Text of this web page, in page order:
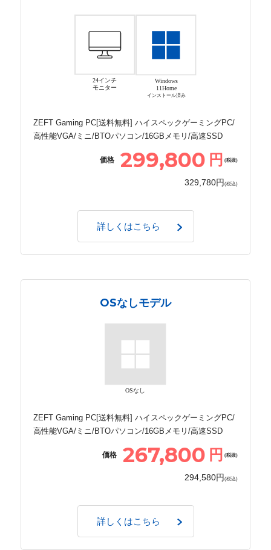
24インチ
モニター
Windows
11Home
インストール済み
ZEFT Gaming PC[送料無料] ハイスペックゲーミングPC/
高性能VGA/ミニ/BTOパソコン/16GBメモリ/高速SSD
価格 299,800 円 (税抜)
329,780円 (税込)
詳しくはこちら
OSなしモデル
OSなし
ZEFT Gaming PC[送料無料] ハイスペックゲーミングPC/
高性能VGA/ミニ/BTOパソコン/16GBメモリ/高速SSD
価格 267,800 円 (税抜)
294,580円 (税込)
詳しくはこちら